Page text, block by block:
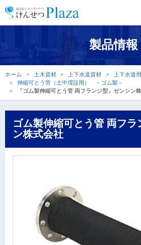
製品情報
ホーム 土木資材 上下水道資材
上下水道
伸縮可とう管（土中埋設用） －ゴム製－
『ゴム製伸縮可とう管 両フランジ型』ゼンシン
ゴム製伸縮可とう管 両フラ
ン株式会社